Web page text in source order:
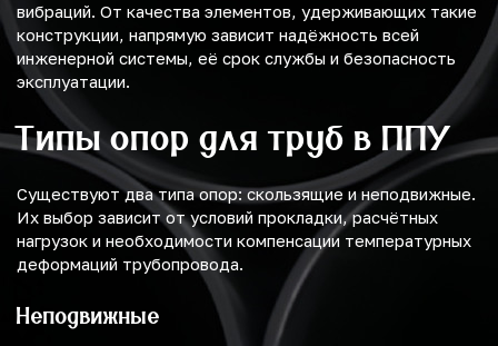
вибраций. От качества элементов, удерживающих такие
конструкции, напрямую зависит надёжность всей
инженерной системы, её срок службы и безопасность
эксплуатации.
Типы опор для труб в ППУ
Существуют два типа опор: скользящие и неподвижные.
Их выбор зависит от условий прокладки, расчётных
нагрузок и необходимости компенсации температурных
деформаций трубопровода.
Неподвижные